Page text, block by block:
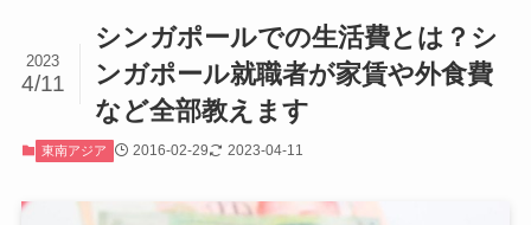
シンガポールでの生活費とは？シ
ンガポール就職者が家賃や外食費
など全部教えます
2023
4/11
東南アジア 2016-02-29 2023-04-11